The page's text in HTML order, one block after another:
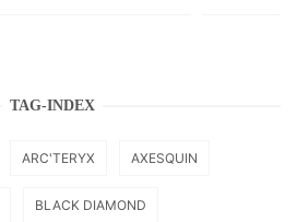
TAG-INDEX
ARC'TERYX AXESQUIN
BLACK DIAMOND